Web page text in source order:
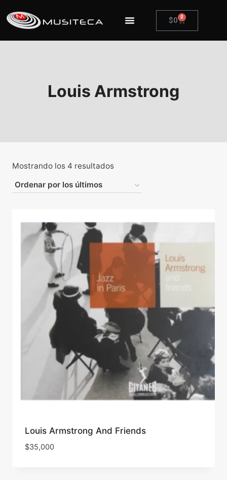
$0 0
Louis Armstrong
Mostrando los 4 resultados
Louis Armstrong And Friends
$35,000